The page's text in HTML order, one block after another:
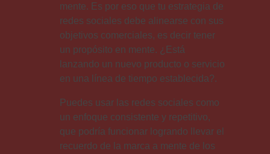
mente. Es por eso que tu estrategia de
redes sociales debe alinearse con sus
objetivos comerciales, es decir tener
un propósito en mente. ¿Está
lanzando un nuevo producto o servicio
en una línea de tiempo establecida?.
Puedes usar las redes sociales como
un enfoque consistente y repetitivo,
que podría funcionar logrando llevar el
recuerdo de la marca a mente de los